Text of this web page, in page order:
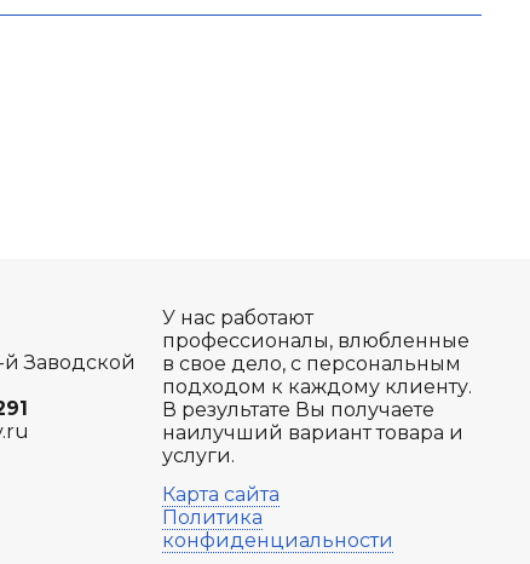
У нас работают
профессионалы, влюбленные
в свое дело, с персональным
подходом к каждому клиенту.
В результате Вы получаете
наилучший вариант товара и
услуги.
Карта сайта
Политика
конфиденциальности
й Заводской